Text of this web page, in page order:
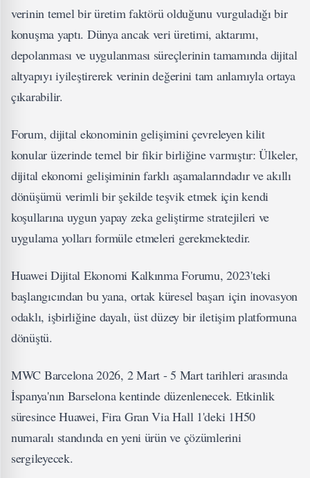
verinin temel bir üretim faktörü olduğunu vurguladığı bir
konuşma yaptı. Dünya ancak veri üretimi, aktarımı,
depolanması ve uygulanması süreçlerinin tamamında dijital
altyapıyı iyileştirerek verinin değerini tam anlamıyla ortaya
çıkarabilir.
Forum, dijital ekonominin gelişimini çevreleyen kilit
konular üzerinde temel bir fikir birliğine varmıştır: Ülkeler,
dijital ekonomi gelişiminin farklı aşamalarındadır ve akıllı
dönüşümü verimli bir şekilde teşvik etmek için kendi
koşullarına uygun yapay zeka geliştirme stratejileri ve
uygulama yolları formüle etmeleri gerekmektedir.
Huawei Dijital Ekonomi Kalkınma Forumu, 2023'teki
başlangıcından bu yana, ortak küresel başarı için inovasyon
odaklı, işbirliğine dayalı, üst düzey bir iletişim platformuna
dönüştü.
MWC Barcelona 2026, 2 Mart - 5 Mart tarihleri arasında
İspanya'nın Barselona kentinde düzenlenecek. Etkinlik
süresince Huawei, Fira Gran Via Hall 1'deki 1H50
numaralı standında en yeni ürün ve çözümlerini
sergileyecek.